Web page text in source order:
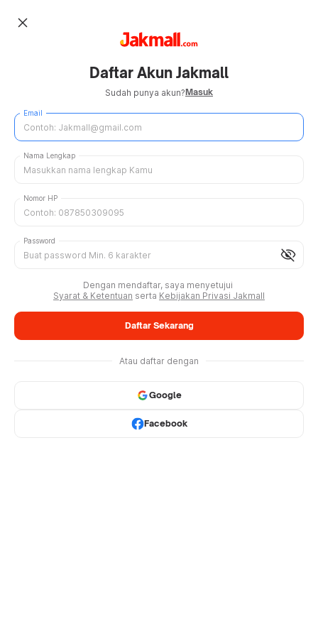
close
Daftar Akun Jakmall
Sudah punya akun?Masuk
Email
Nama Lengkap
Nomor HP
visibility_off
Password
Dengan mendaftar, saya menyetujui
Syarat & Ketentuan serta Kebijakan Privasi Jakmall
Daftar Sekarang
Atau daftar dengan
Google
Facebook